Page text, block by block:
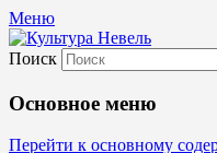
Меню
Культура
Поиск
Основное меню
Перейти к основному